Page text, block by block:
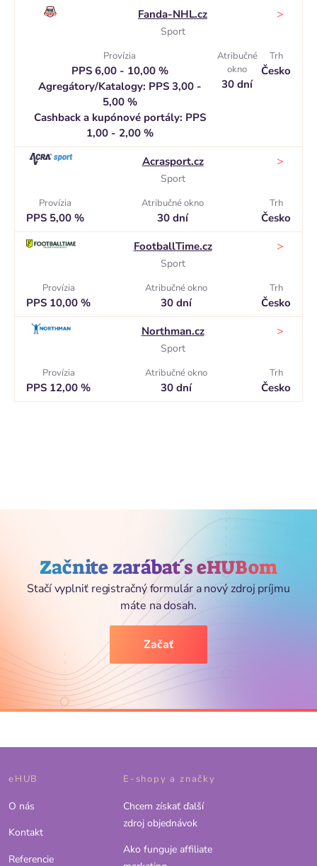
Fanda-NHL.cz
Sport
>
Provízia
PPS 6,00 - 10,00 %
Agregátory/Katalogy: PPS 3,00 -
5,00 %
Cashback a kupónové portály: PPS
1,00 - 2,00 %
Atribučné
okno
30 dní
Trh
Česko
Acrasport.cz
Sport
>
Provízia
PPS 5,00 %
Atribučné okno
30 dní
Trh
Česko
FootballTime.cz
Sport
>
Provízia
PPS 10,00 %
Atribučné okno
30 dní
Trh
Česko
Northman.cz
Sport
>
Provízia
PPS 12,00 %
Atribučné okno
30 dní
Trh
Česko
Začnite zarábať s eHUBom
Stačí vyplniť registračný formulár a nový zdroj príjmu
máte na dosah.
Začať
eHUB
O nás
Kontakt
Referencie
E-shopy a značky
Chcem získať ďalší
zdroj objednávok
Ako funguje affiliate